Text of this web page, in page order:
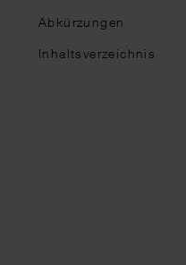
Abkürzungen
Inhaltsverzeichnis